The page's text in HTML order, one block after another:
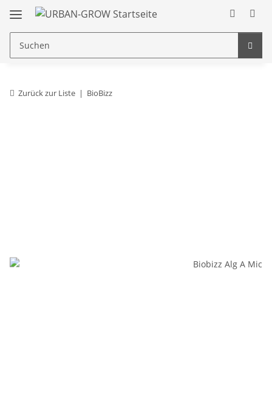
Zurück zur Liste BioBizz